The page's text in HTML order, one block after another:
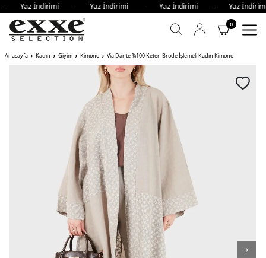
Yaz İndirimi - Yaz İndirimi - Yaz İndirimi - Yaz
0
Anasayfa Kadın Giyim Kimono Via Dante %100 Keten Brode İşlemeli Kadın Kimono